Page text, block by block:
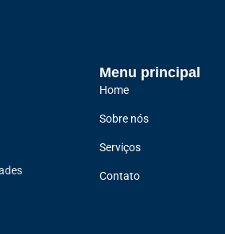
Menu principal
Home
Sobre nós
Serviços
Contato